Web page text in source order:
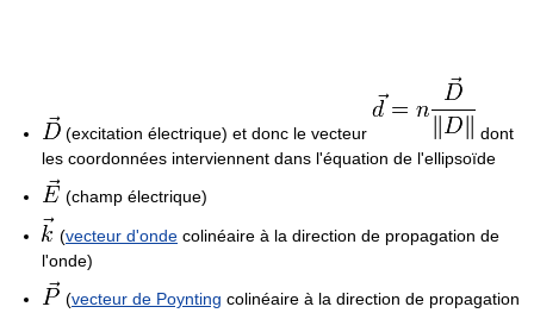
(excitation électrique) et donc le vecteur
dont
les coordonnées interviennent dans l'équation de l'ellipsoïde
(champ électrique)
(vecteur d'onde colinéaire à la direction de propagation de
l'onde)
(vecteur de Poynting colinéaire à la direction de propagation